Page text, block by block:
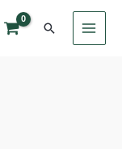
Search